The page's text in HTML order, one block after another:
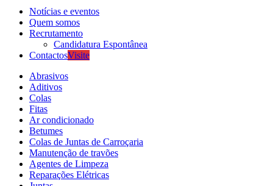
Notícias e eventos
Quem somos
Recrutamento
Candidatura Espontânea
ContactosVisite
Abrasivos
Aditivos
Colas
Fitas
Ar condicionado
Betumes
Colas de Juntas de Carroçaria
Manutenção de travões
Agentes de Limpeza
Reparações Elétricas